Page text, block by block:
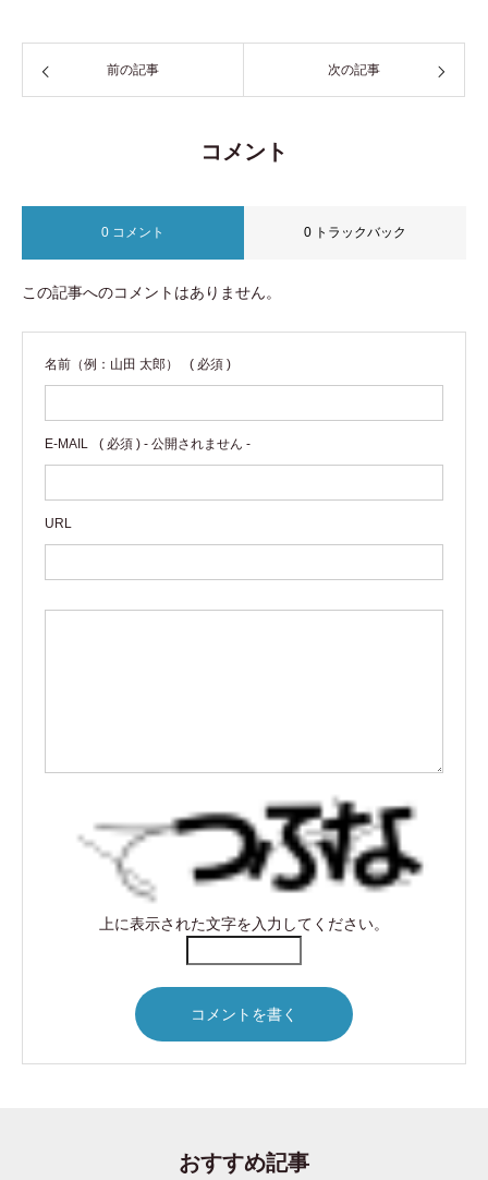
前の記事 次の記事
コメント
0 コメント 0 トラックバック
この記事へのコメントはありません。
名前（例：山田 太郎） ( 必須 )
E-MAIL ( 必須 ) - 公開されません -
URL
上に表示された文字を入力してください。
おすすめ記事